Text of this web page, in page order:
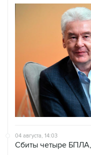
04 августа, 14:03
Сбиты четыре